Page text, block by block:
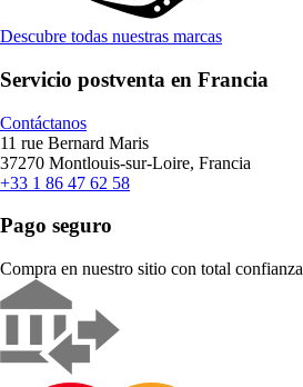
Descubre todas nuestras marcas
Servicio postventa en Francia
Contáctanos
11 rue Bernard Maris
37270 Montlouis-sur-Loire, Francia
+33 1 86 47 62 58
Pago seguro
Compra en nuestro sitio con total confianza